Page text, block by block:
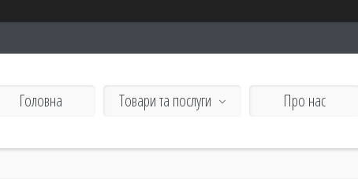
Головна Товари та послуги Про нас